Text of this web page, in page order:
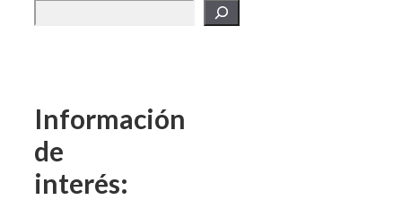
Información
de
interés: